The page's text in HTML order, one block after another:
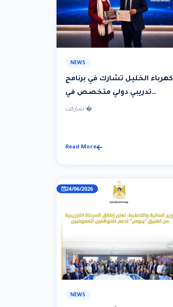
NEWS
كهرباء الخليل تشارك في برنامج
تدريبي دولي متخصص في
جمهورية الصين الشعبية
شاركت �
Read More
24/06/2026
NEWS